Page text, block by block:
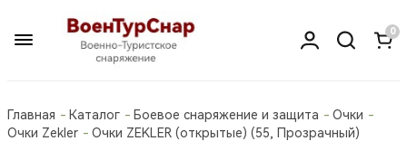
0
Главная Каталог Боевое снаряжение и защита
Очки
Очки Zekler
Очки ZEKLER (открытые) (55, Прозрачный)